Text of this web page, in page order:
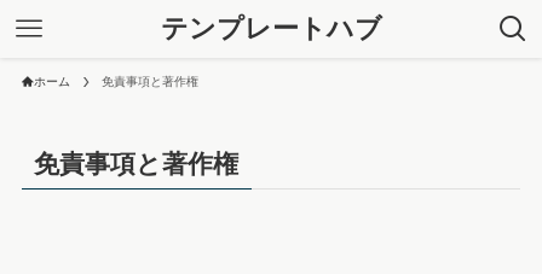
テンプレートハブ
ホーム 免責事項と著作権
免責事項と著作権